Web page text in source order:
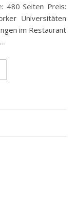
480 Seiten Preis:
Universitäten
im Restaurant